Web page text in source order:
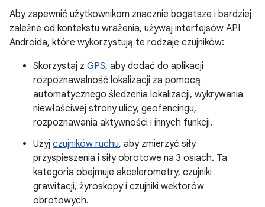
Aby zapewnić użytkownikom znacznie bogatsze i bardziej
zależne od kontekstu wrażenia, używaj interfejsów API
Androida, które wykorzystują te rodzaje czujników:
Skorzystaj z GPS, aby dodać do aplikacji
rozpoznawalność lokalizacji za pomocą
automatycznego śledzenia lokalizacji, wykrywania
niewłaściwej strony ulicy, geofencingu,
rozpoznawania aktywności i innych funkcji.
Użyj czujników ruchu, aby zmierzyć siły
przyspieszenia i siły obrotowe na 3 osiach. Ta
kategoria obejmuje akcelerometry, czujniki
grawitacji, żyroskopy i czujniki wektorów
obrotowych.